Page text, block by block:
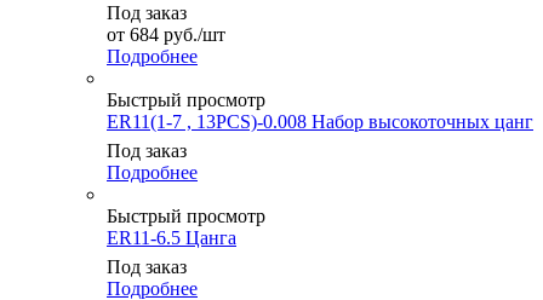
Под заказ
от 684 руб./шт
Подробнее
Быстрый просмотр
ER11(1-7 , 13PCS)-0.008 Набор высокоточных цанг
Под заказ
Подробнее
Быстрый просмотр
ER11-6.5 Цанга
Под заказ
Подробнее